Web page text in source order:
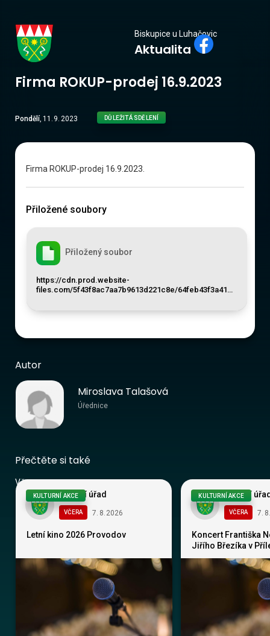
u Luhačovic
Biskupice u Luhačovic
Aktualita
Firma ROKUP-prodej 16.9.2023
Pondělí, 11 . 9. 2023 DŮLEŽITÁ SDĚLENÍ
Firma ROKUP-prodej 16.9.2023.
Přiložené soubory
Přiložený soubor
https://cdn.prod.website-
files.com/5f43f8ac7aa7b9613d221c8e/64feb43f3a41…
Autor
Miroslava Talašová
Úřednice
Přečtěte si také
Vše
Obecní úřad
VČERA 7. 8. 2026
Letní kino 2026 Provodov
KULTURNÍ AKCE Obecní
VČERA 7. 8
Koncert Františka
Jiřího Březíka v
KULTURNÍ AKCE